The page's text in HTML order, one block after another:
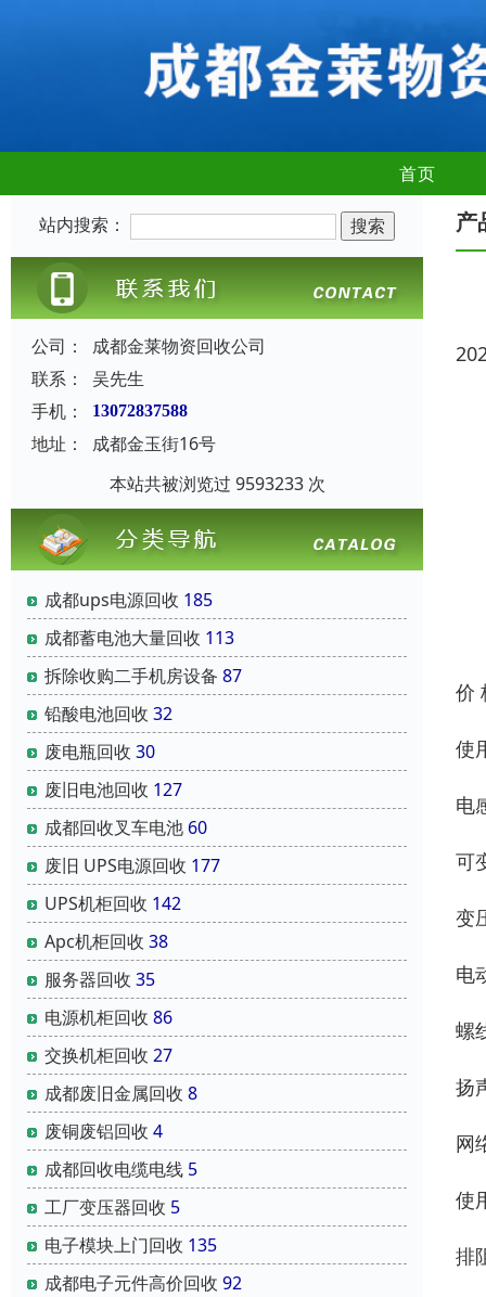
首页
站内搜索：
公司：
成都金莱物资回收公司
联系：
吴先生
手机：
13072837588
地址：
成都金玉街16号
本站共被浏览过 9593233 次
成都ups电源回收 185
成都蓄电池大量回收 113
拆除收购二手机房设备 87
铅酸电池回收 32
废电瓶回收 30
废旧电池回收 127
成都回收叉车电池 60
废旧 UPS电源回收 177
UPS机柜回收 142
Apc机柜回收 38
服务器回收 35
电源机柜回收 86
交换机柜回收 27
成都废旧金属回收 8
废铜废铝回收 4
成都回收电缆电线 5
工厂变压器回收 5
电子模块上门回收 135
成都电子元件高价回收 92
产
价
使
电
可
变
电
螺
扬
网
使
排